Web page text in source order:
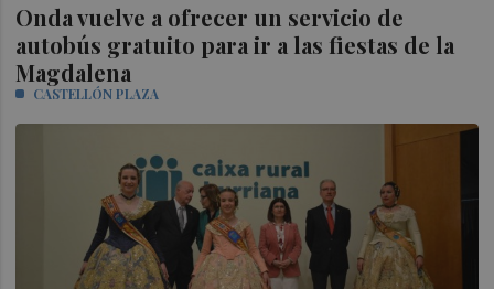
Onda vuelve a ofrecer un servicio de
autobús gratuito para ir a las fiestas de la
Magdalena
CASTELLÓN PLAZA